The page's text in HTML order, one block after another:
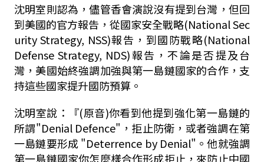
沈明室則認為，儘管香會演說沒有提到台灣，但回
到美國的官方報告，從國家安全戰略(National Sec
urity Strategy, NSS)報告，到國防戰略(National
Defense Strategy, NDS)報告，不論是否提及台
灣，美國始終強調加強與第一島鏈國家的合作，支
持這些國家提升國防預算。
沈明室說：『(原音)你看到他提到強化第一島鏈的
所謂"Denial Defence"，拒止防衛，或者強調在第
一島鏈要形成 "Deterrence by Denial"。他就強調
第一島鏈國家你怎麼樣合作形成拒止，來防止中國